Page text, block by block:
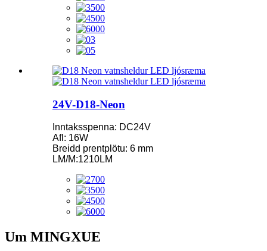
24V-D18-Neon
Inntaksspenna: DC24V
Afl: 16W
Breidd prentplötu: 6 mm
LM/M:1210LM
Um MINGXUE